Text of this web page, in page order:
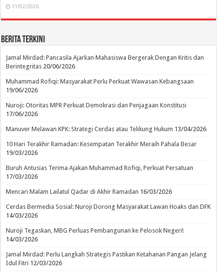
11/02/2026
Berita Terkini
Jamal Mirdad: Pancasila Ajarkan Mahasiswa Bergerak Dengan Kritis dan
Berintegritas 20/06/2026
Muhammad Rofiqi: Masyarakat Perlu Perkuat Wawasan Kebangsaan
19/06/2026
Nuroji: Otoritas MPR Perkuat Demokrasi dan Penjagaan Konstitusi
17/06/2026
Manuver Melawan KPK: Strategi Cerdas atau Telikung Hukum 13/04/2026
10 Hari Terakhir Ramadan: Kesempatan Terakhir Meraih Pahala Besar
19/03/2026
Buruh Antusias Terima Ajakan Muhammad Rofiqi, Perkuat Persatuan
17/03/2026
Mencari Malam Lailatul Qadar di Akhir Ramadan 16/03/2026
Cerdas Bermedia Sosial: Nuroji Dorong Masyarakat Lawan Hoaks dan DFK
14/03/2026
Nuroji Tegaskan, MBG Perluas Pembangunan ke Pelosok Negeri!
14/03/2026
Jamal Mirdad: Perlu Langkah Strategis Pastikan Ketahanan Pangan Jelang
Idul Fitri 12/03/2026